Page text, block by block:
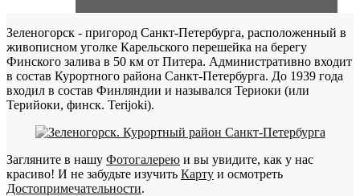
Зеленогорск - пригород Санкт-Петербурга, расположенный в
живописном уголке Карельского перешейка на берегу
Финского залива в 50 км от Питера. Административно входит
в состав Курортного района Санкт-Петербурга. До 1939 года
входил в состав Финляндии и назывался Териоки (или
Терийоки, финск. Terijoki).
Загляните в нашу Фотогалерею и вы увидите, как у нас
красиво! И не забудьте изучить Карту и осмотреть
Достопримечательности.